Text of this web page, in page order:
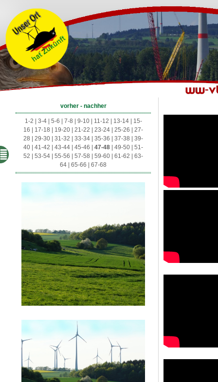
vorher - nachher
1-2 | 3-4| 5-6 | 7-8 | 9-10| 11-12 | 13-14| 15-
16 | 17-18 | 19-20 | 21-22 | 23-24 | 25-26 | 27-
28 | 29-30 |31-32 |33-34 |35-36 |37-38 |39-
40 |41-42 |43-44 |45-46 |47-48 |49-50 |51-
52 |53-54 |55-56 |57-58 |59-60 |61-62 |63-
64 |65-66 |67-68